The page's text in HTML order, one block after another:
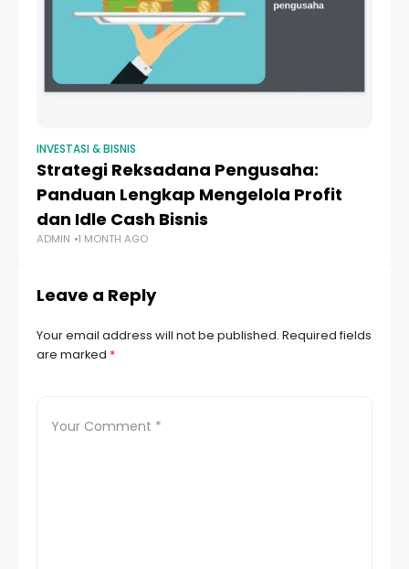
INVESTASI & BISNIS
Strategi Reksadana Pengusaha:
Panduan Lengkap Mengelola Profit
dan Idle Cash Bisnis
ADMIN 1 MONTH AGO
Leave a Reply
Your email address will not be published. Required fields
are marked *